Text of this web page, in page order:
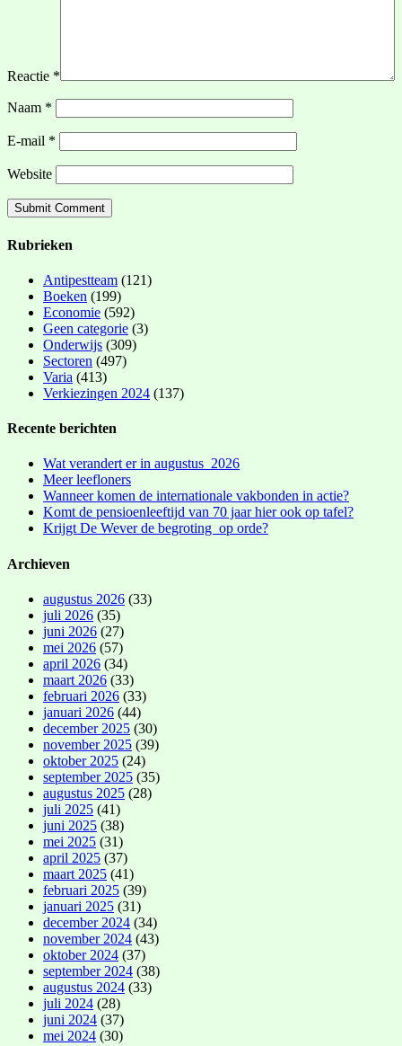
Reactie *
Naam *
E-mail *
Website
Rubrieken
Antipestteam (121)
Boeken (199)
Economie (592)
Geen categorie (3)
Onderwijs (309)
Sectoren (497)
Varia (413)
Verkiezingen 2024 (137)
Recente berichten
Wat verandert er in augustus 2026
Meer leefloners
Wanneer komen de internationale vakbonden in actie?
Komt de pensioenleeftijd van 70 jaar hier ook op tafel?
Krijgt De Wever de begroting op orde?
Archieven
augustus 2026 (33)
juli 2026 (35)
juni 2026 (27)
mei 2026 (57)
april 2026 (34)
maart 2026 (33)
februari 2026 (33)
januari 2026 (44)
december 2025 (30)
november 2025 (39)
oktober 2025 (24)
september 2025 (35)
augustus 2025 (28)
juli 2025 (41)
juni 2025 (38)
mei 2025 (31)
april 2025 (37)
maart 2025 (41)
februari 2025 (39)
januari 2025 (31)
december 2024 (34)
november 2024 (43)
oktober 2024 (37)
september 2024 (38)
augustus 2024 (33)
juli 2024 (28)
juni 2024 (37)
mei 2024 (30)